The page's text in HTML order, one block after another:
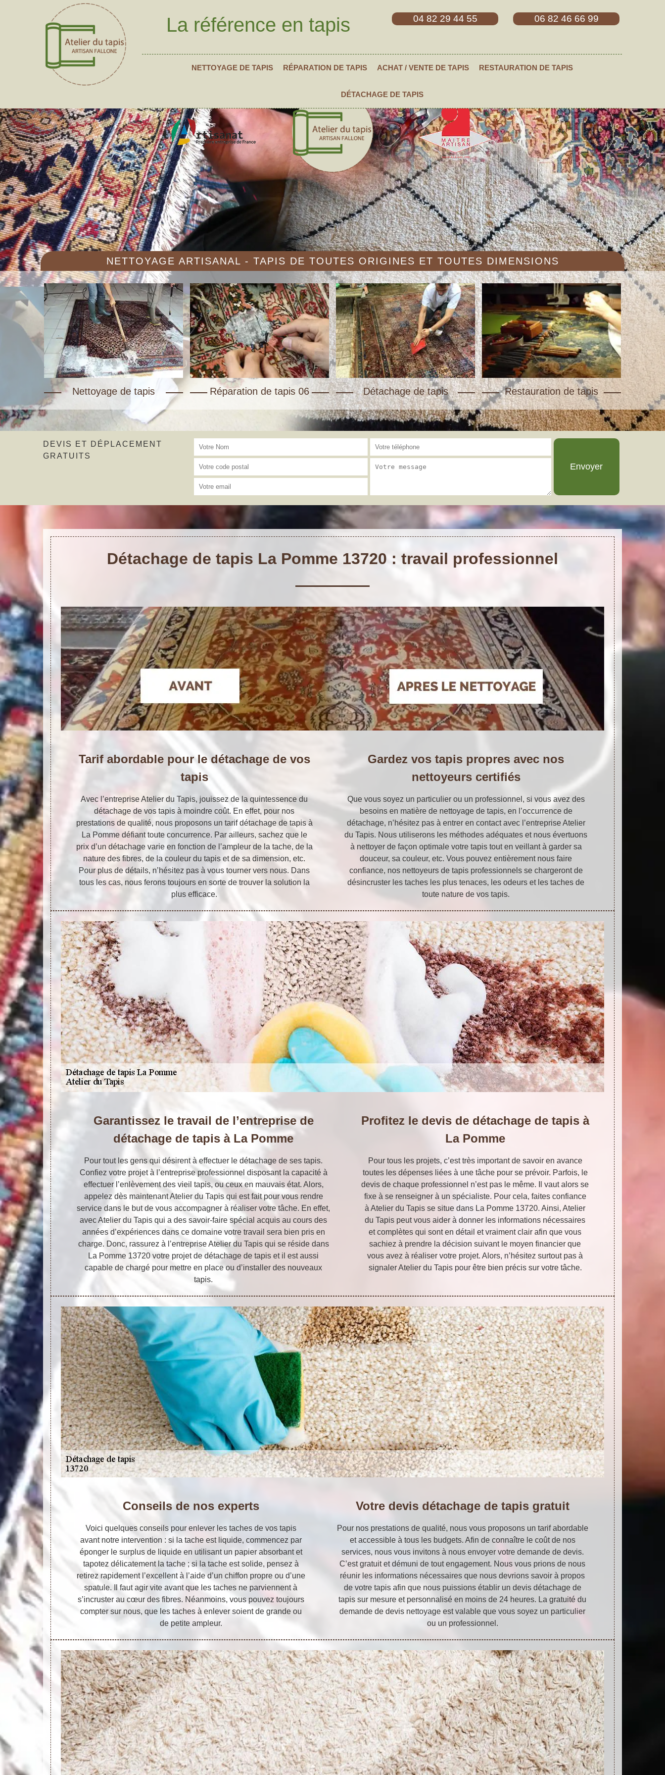
La référence en tapis 04 82 29 44 55 06 82 46 66 99
NETTOYAGE DE TAPIS RÉPARATION DE TAPIS ACHAT / VENTE DE TAPIS RESTAURATION DE TAPIS
DÉTACHAGE DE TAPIS
NETTOYAGE ARTISANAL - TAPIS DE TOUTES ORIGINES ET TOUTES DIMENSIONS
Nettoyage de tapis Réparation de tapis 06 Détachage de tapis Restauration de tapis
DEVIS ET DÉPLACEMENT
GRATUITS
Détachage de tapis La Pomme 13720 : travail professionnel
Tarif abordable pour le détachage de vos
tapis
Avec l’entreprise Atelier du Tapis, jouissez de la quintessence du
détachage de vos tapis à moindre coût. En effet, pour nos
prestations de qualité, nous proposons un tarif détachage de tapis à
La Pomme défiant toute concurrence. Par ailleurs, sachez que le
prix d’un détachage varie en fonction de l’ampleur de la tache, de la
nature des fibres, de la couleur du tapis et de sa dimension, etc.
Pour plus de détails, n’hésitez pas à vous tourner vers nous. Dans
tous les cas, nous ferons toujours en sorte de trouver la solution la
plus efficace.
Gardez vos tapis propres avec nos
nettoyeurs certifiés
Que vous soyez un particulier ou un professionnel, si vous avez des
besoins en matière de nettoyage de tapis, en l’occurrence de
détachage, n’hésitez pas à entrer en contact avec l’entreprise Atelier
du Tapis. Nous utiliserons les méthodes adéquates et nous évertuons
à nettoyer de façon optimale votre tapis tout en veillant à garder sa
douceur, sa couleur, etc. Vous pouvez entièrement nous faire
confiance, nos nettoyeurs de tapis professionnels se chargeront de
désincruster les taches les plus tenaces, les odeurs et les taches de
toute nature de vos tapis.
Garantissez le travail de l’entreprise de
détachage de tapis à La Pomme
Pour tout les gens qui désirent à effectuer le détachage de ses tapis.
Confiez votre projet à l’entreprise professionnel disposant la capacité à
effectuer l’enlèvement des vieil tapis, ou ceux en mauvais état. Alors,
appelez dès maintenant Atelier du Tapis qui est fait pour vous rendre
service dans le but de vous accompagner à réaliser votre tâche. En effet,
avec Atelier du Tapis qui a des savoir-faire spécial acquis au cours des
années d’expériences dans ce domaine votre travail sera bien pris en
charge. Donc, rassurez à l’entreprise Atelier du Tapis qui se réside dans
La Pomme 13720 votre projet de détachage de tapis et il est aussi
capable de chargé pour mettre en place ou d’installer des nouveaux
tapis.
Profitez le devis de détachage de tapis à
La Pomme
Pour tous les projets, c’est très important de savoir en avance
toutes les dépenses liées à une tâche pour se prévoir. Parfois, le
devis de chaque professionnel n’est pas le même. Il vaut alors se
fixe à se renseigner à un spécialiste. Pour cela, faites confiance
à Atelier du Tapis se situe dans La Pomme 13720. Ainsi, Atelier
du Tapis peut vous aider à donner les informations nécessaires
et complètes qui sont en détail et vraiment clair afin que vous
sachiez à prendre la décision suivant le moyen financier que
vous avez à réaliser votre projet. Alors, n’hésitez surtout pas à
signaler Atelier du Tapis pour être bien précis sur votre tâche.
Conseils de nos experts
Voici quelques conseils pour enlever les taches de vos tapis
avant notre intervention : si la tache est liquide, commencez par
éponger le surplus de liquide en utilisant un papier absorbant et
tapotez délicatement la tache ; si la tache est solide, pensez à
retirez rapidement l’excellent à l’aide d’un chiffon propre ou d’une
spatule. Il faut agir vite avant que les taches ne parviennent à
s’incruster au cœur des fibres. Néanmoins, vous pouvez toujours
compter sur nous, que les taches à enlever soient de grande ou
de petite ampleur.
Votre devis détachage de tapis gratuit
Pour nos prestations de qualité, nous vous proposons un tarif abordable
et accessible à tous les budgets. Afin de connaître le coût de nos
services, nous vous invitons à nous envoyer votre demande de devis.
C’est gratuit et démuni de tout engagement. Nous vous prions de nous
réunir les informations nécessaires que nous devrions savoir à propos
de votre tapis afin que nous puissions établir un devis détachage de
tapis sur mesure et personnalisé en moins de 24 heures. La gratuité du
demande de devis nettoyage est valable que vous soyez un particulier
ou un professionnel.